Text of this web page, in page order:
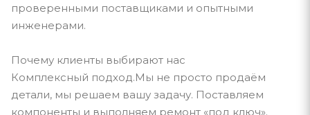
проверенными поставщиками и опытными
инженерами.
Почему клиенты выбирают нас
Комплексный подход.Мы не просто продаём
детали, мы решаем вашу задачу. Поставляем
компоненты и выполняем ремонт «под ключ».